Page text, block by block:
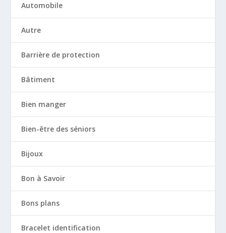
Automobile
Autre
Barrière de protection
Bâtiment
Bien manger
Bien-être des séniors
Bijoux
Bon à Savoir
Bons plans
Bracelet identification